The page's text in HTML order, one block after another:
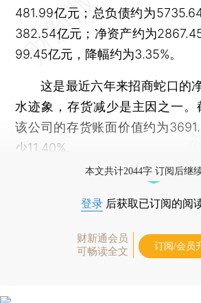
481.99亿元；总负债约为
382.54亿元；净资产约为
99.45亿元，降幅约为3.35%。
这是最近六年来招商蛇口的
水迹象，存货减少是主因之一。
该公司的存货账面价值约为
少11.40%。
本文共计2044字 订阅后继
登录 后获取已订阅的阅
财新通会员
可畅读全文
订阅/会员